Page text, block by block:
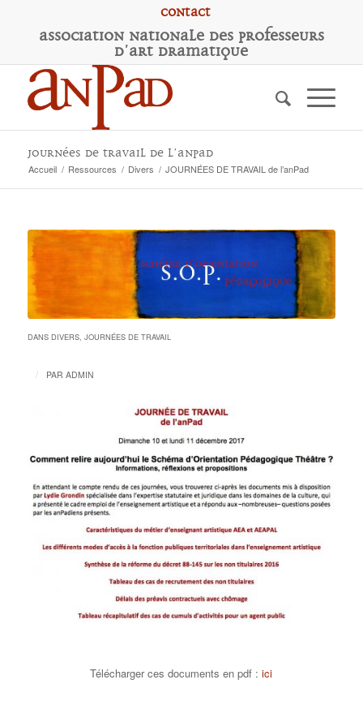
Contact
Association Nationale des Professeurs
d'Art Dramatique
JOURNÉES DE TRAVAIL de l’anPad
Accueil / Ressources / Divers / JOURNÉES DE TRAVAIL de l’anPad
DANS DIVERS, JOURNÉES DE TRAVAIL
/ PAR ADMIN
Télécharger ces documents en pdf :ici